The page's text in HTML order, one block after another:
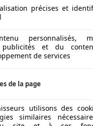
précises et
personnalisés,
publicités et du
de services
de la page
utilisons des
similaires